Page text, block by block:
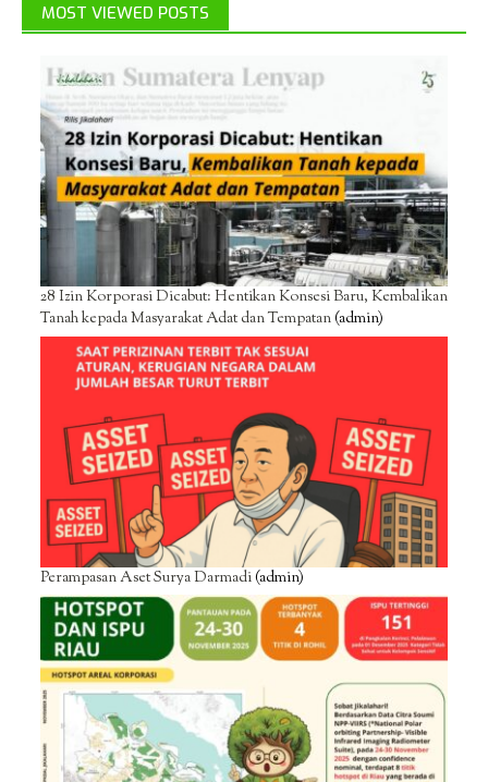
MOST VIEWED POSTS
28 Izin Korporasi Dicabut: Hentikan Konsesi Baru, Kembalikan
Tanah kepada Masyarakat Adat dan Tempatan(admin)
Perampasan Aset Surya Darmadi(admin)